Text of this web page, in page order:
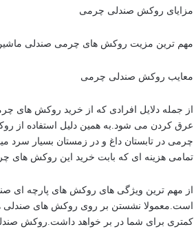
مزایای روکش صندلی چرمی
مهم ترین مزیت روکش های چرمی صندلی ماشین
معایب روکش صندلی چرمی
از جمله دلایل افرادی که از خرید روکش
عرق کردن می شود.به همین دلیل استفاده از
چرمی در تابستان داغ و در زمستان بسیار
تمامی هزینه ای که بابت خرید این روکش های
از مهم ترین ویژگی های روکش های پارچه ای
است.معمولا نشستن بر روی روکش های صندلی
کمتری برای شما در بر خواهد داشت.روکش صندلی